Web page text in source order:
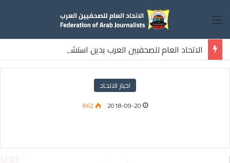
القائمة
الاتحاد العام للصحفيين العرب يدين استشهاد
ثلاثة صحفيين فلسطينيين باستهداف إسرائيلي وسط قطاع غزة
اخبار الاتحاد
2018-09-20
862